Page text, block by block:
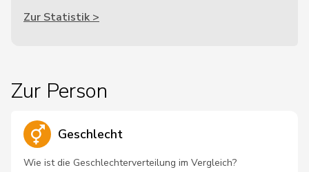
Zur Statistik >
Zur Person
Geschlecht
Wie ist die Geschlechterverteilung im Vergleich?